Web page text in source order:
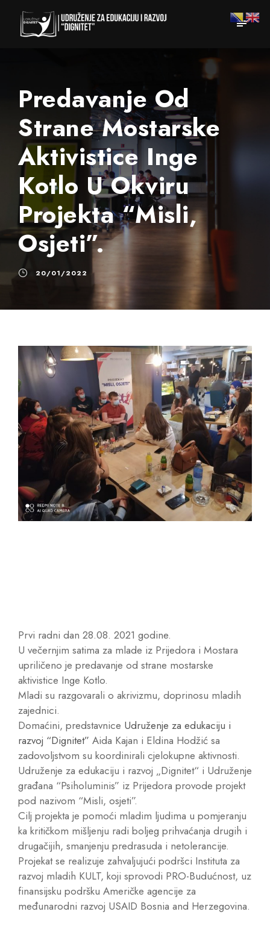
Predavanje Od
Strane Mostarske
Aktivistice Inge
Kotlo U Okviru
Projekta “Misli,
Osjeti”.
20/01/2022
Prvi radni dan 28.08. 2021 godine.
U večernjim satima za mlade iz Prijedora i Mostara
upriličeno je predavanje od strane mostarske
aktivistice Inge Kotlo.
Mladi su razgovarali o akrivizmu, doprinosu mladih
zajednici.
Domaćini, predstavnice Udruženje za edukaciju i
razvoj “Dignitet” Aida Kajan i Eldina Hodžić sa
zadovoljstvom su koordinirali cjelokupne aktivnosti.
Udruženje za edukaciju i razvoj „Dignitet“ i Udruženje
građana “Psiholuminis” iz Prijedora provode projekt
pod nazivom “Misli, osjeti”.
Cilj projekta je pomoći mladim ljudima u pomjeranju
ka kritičkom mišljenju radi boljeg prihvaćanja drugih i
drugačijih, smanjenju predrasuda i netolerancije.
Projekat se realizuje zahvaljujući podršci Instituta za
razvoj mladih KULT, koji sprovodi PRO-Budućnost, uz
finansijsku podršku Američke agencije za
međunarodni razvoj USAID Bosnia and Herzegovina.